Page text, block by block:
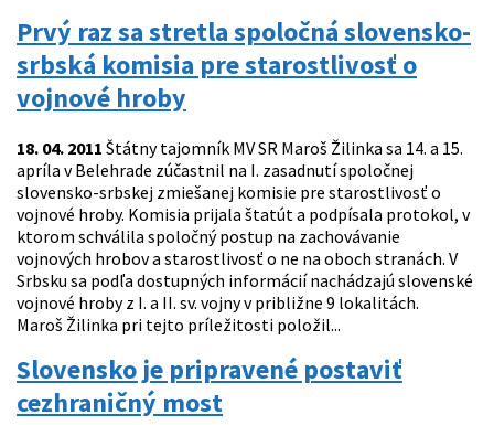
Prvý raz sa stretla spoločná slovensko-
srbská komisia pre starostlivosť o
vojnové hroby
18. 04. 2011 Štátny tajomník MV SR Maroš Žilinka sa 14. a 15.
apríla v Belehrade zúčastnil na I. zasadnutí spoločnej
slovensko-srbskej zmiešanej komisie pre starostlivosť o
vojnové hroby. Komisia prijala štatút a podpísala protokol, v
ktorom schválila spoločný postup na zachovávanie
vojnových hrobov a starostlivosť o ne na oboch stranách. V
Srbsku sa podľa dostupných informácií nachádzajú slovenské
vojnové hroby z I. a II. sv. vojny v približne 9 lokalitách.
Maroš Žilinka pri tejto príležitosti položil...
Slovensko je pripravené postaviť
cezhraničný most